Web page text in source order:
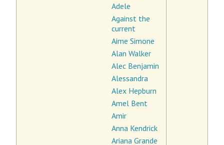
Adele
Against the
current
Aime Simone
Alan Walker
Alec Benjamin
Alessandra
Alex Hepburn
Amel Bent
Amir
Anna Kendrick
Ariana Grande